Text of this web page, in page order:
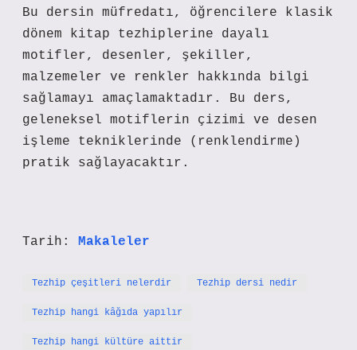
Bu dersin müfredatı, öğrencilere klasik
dönem kitap tezhiplerine dayalı
motifler, desenler, şekiller,
malzemeler ve renkler hakkında bilgi
sağlamayı amaçlamaktadır. Bu ders,
geleneksel motiflerin çizimi ve desen
işleme tekniklerinde (renklendirme)
pratik sağlayacaktır.
Tarih: Makaleler
Tezhip çeşitleri nelerdir Tezhip dersi nedir
Tezhip hangi kâğıda yapılır
Tezhip hangi kültüre aittir